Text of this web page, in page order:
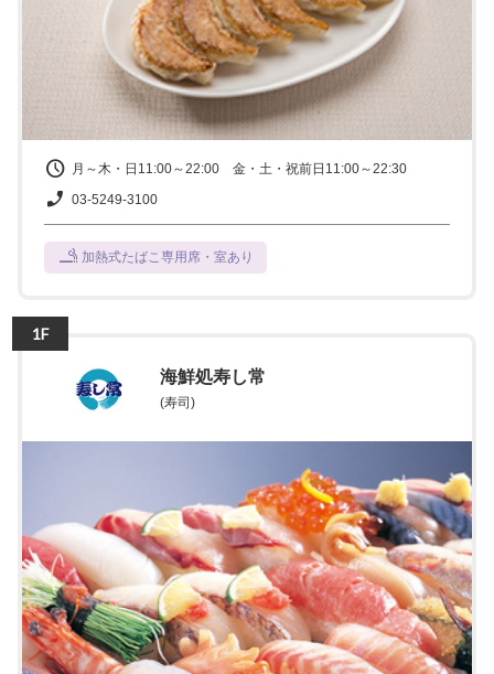
月～木・日11:00～22:00 金・土・祝前日11:00～22:30
03-5249-3100
加熱式たばこ専用席・室あり
1F
海鮮処寿し常
(寿司)